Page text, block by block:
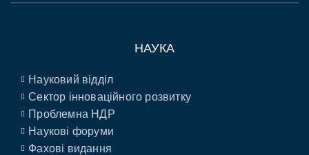
НАУКА
Науковий відділ
Сектор інноваційного розвитку
Проблемна НДР
Наукові форуми
Фахові видання